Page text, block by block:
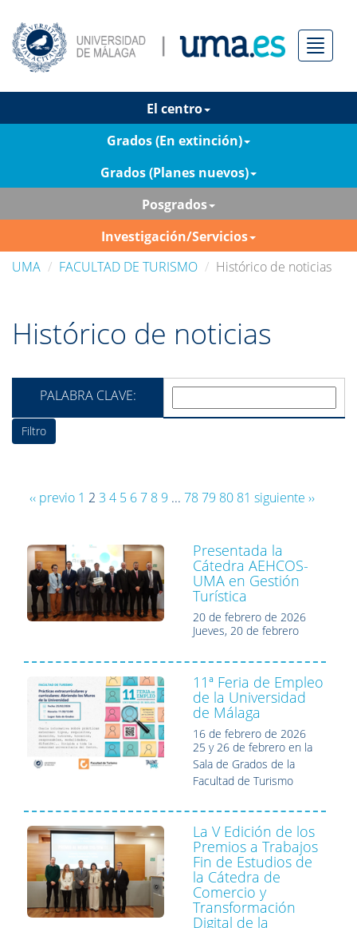
Menú
El centro
Grados (En extinción)
Grados (Planes nuevos)
Posgrados
Investigación/Servicios
UMA
FACULTAD DE TURISMO Histórico de noticias
Histórico de noticias
PALABRA CLAVE:
‹‹ previo 1 2 3 4 5 67 8 9 ... 7879 80 81 siguiente ››
Presentada la
Cátedra AEHCOS-
UMA en Gestión
Turística
20 de febrero de 2026
Jueves, 20 de febrero
11ª Feria de Empleo
de la Universidad
de Málaga
16 de febrero de 2026
25 y 26 de febrero en la
Sala de Grados de la
Facultad de Turismo
La V Edición de los
Premios a Trabajos
Fin de Estudios de
la Cátedra de
Comercio y
Transformación
Digital de la